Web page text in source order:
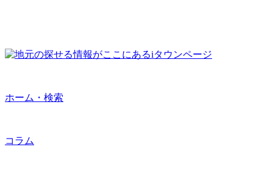
ホーム・検索
コラム